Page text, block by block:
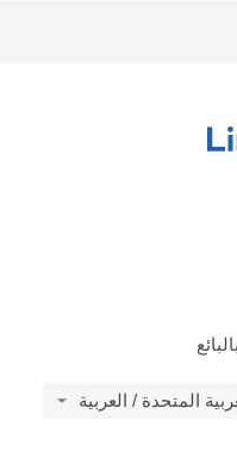
المتحدة / العربية